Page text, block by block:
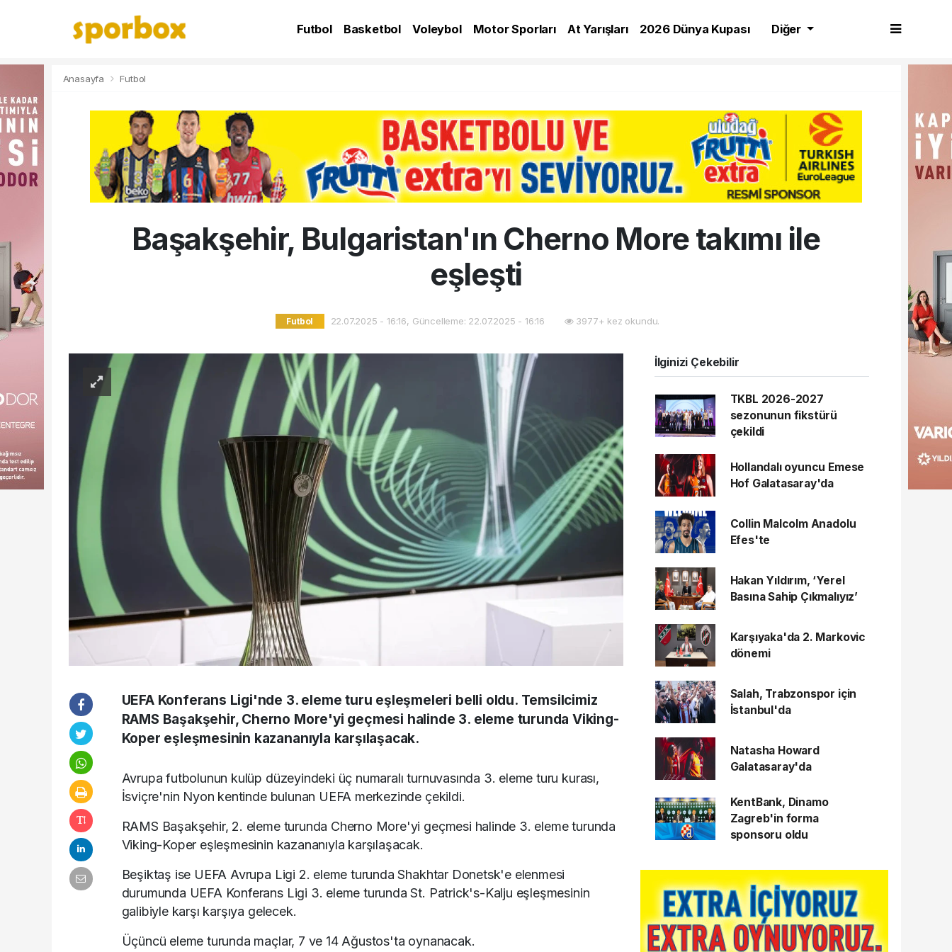
Futbol Basketbol Voleybol Motor Sporları At Yarışları
2026 Dünya Kupası
Diğer
Anasayfa Futbol
Başakşehir, Bulgaristan'ın Cherno More takımı ile
eşleşti
Futbol 22.07.2025 - 16:16, Güncelleme: 22.07.2025 - 16:16 3977+ kez okundu.
UEFA Konferans Ligi'nde 3. eleme turu eşleşmeleri belli oldu. Temsilcimiz
RAMS Başakşehir, Cherno More'yi geçmesi halinde 3. eleme turunda Viking-
Koper eşleşmesinin kazananıyla karşılaşacak.
Avrupa futbolunun kulüp düzeyindeki üç numaralı turnuvasında 3. eleme turu kurası,
İsviçre'nin Nyon kentinde bulunan UEFA merkezinde çekildi.
RAMS Başakşehir, 2. eleme turunda Cherno More'yi geçmesi halinde 3. eleme turunda
Viking-Koper eşleşmesinin kazananıyla karşılaşacak.
Beşiktaş ise UEFA Avrupa Ligi 2. eleme turunda Shakhtar Donetsk'e elenmesi
durumunda UEFA Konferans Ligi 3. eleme turunda St. Patrick's-Kalju eşleşmesinin
galibiyle karşı karşıya gelecek.
Üçüncü eleme turunda maçlar, 7 ve 14 Ağustos'ta oynanacak.
İlginizi Çekebilir
TKBL 2026-2027
sezonunun fikstürü
çekildi
Hollandalı oyuncu Emese
Hof Galatasaray'da
Collin Malcolm Anadolu
Efes'te
Hakan Yıldırım, ‘Yerel
Basına Sahip Çıkmalıyız’
Karşıyaka'da 2. Markovic
dönemi
Salah, Trabzonspor için
İstanbul'da
Natasha Howard
Galatasaray'da
KentBank, Dinamo
Zagreb'in forma
sponsoru oldu